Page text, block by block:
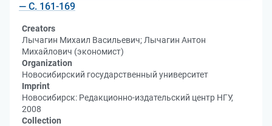
— С. 161-169
Creators
Лычагин Михаил Васильевич; Лычагин Антон
Михайлович (экономист)
Organization
Новосибирский государственный университет
Imprint
Новосибирск: Редакционно-издательский центр НГУ,
2008
Collection